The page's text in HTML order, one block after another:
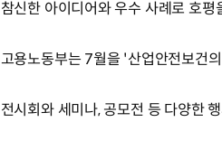
참신한 아이디어와 우수 사례로 호평
고용노동부는 7월을 '산업안전보건
전시회와 세미나, 공모전 등 다양한